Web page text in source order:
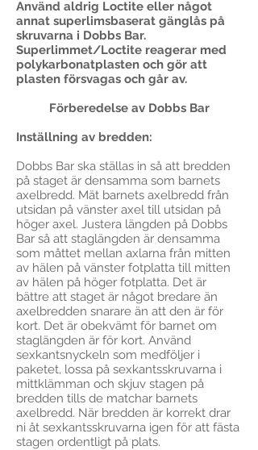
Använd aldrig Loctite eller något
annat superlimsbaserat gänglås på
skruvarna i Dobbs Bar.
Superlimmet/Loctite reagerar med
polykarbonatplasten och gör att
plasten försvagas och går av.
Förberedelse av Dobbs Bar
Inställning av bredden:
Dobbs Bar ska ställas in så att bredden
på staget är densamma som barnets
axelbredd. Mät barnets axelbredd från
utsidan på vänster axel till utsidan på
höger axel. Justera längden på Dobbs
Bar så att staglängden är densamma
som måttet mellan axlarna från mitten
av hälen på vänster fotplatta till mitten
av hälen på höger fotplatta. Det är
bättre att staget är något bredare än
axelbredden snarare än att den är för
kort. Det är obekvämt för barnet om
staglängden är för kort. Använd
sexkantsnyckeln som medföljer i
paketet, lossa på sexkantsskruvarna i
mittklämman och skjuv stagen på
bredden tills de matchar barnets
axelbredd. När bredden är korrekt drar
ni åt sexkantsskruvarna igen för att fästa
stagen ordentligt på plats.